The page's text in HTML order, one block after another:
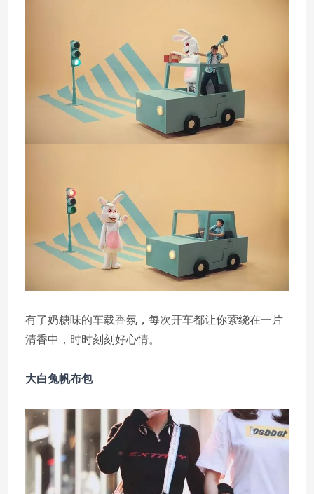
有了奶糖味的车载香氛，每次开车都让你萦绕在一片
清香中，时时刻刻好心情。
大白兔帆布包